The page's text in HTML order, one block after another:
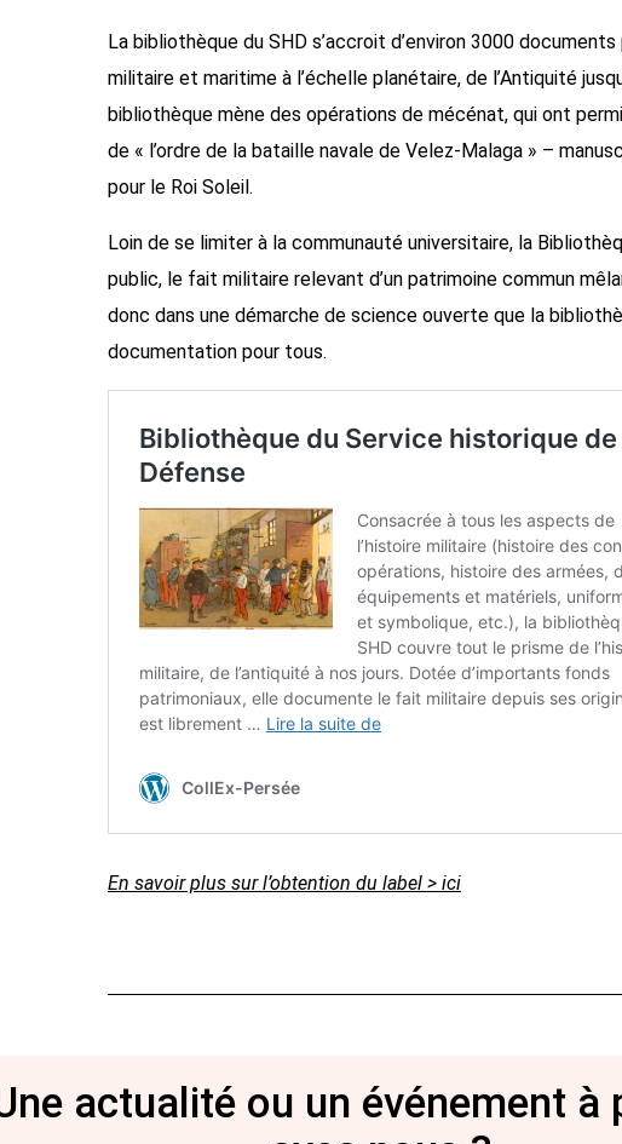
La bibliothèque du SHD s’accroit d’environ 3000
militaire et maritime à l’échelle planétaire, de l’Antiquité
bibliothèque mène des opérations de mécénat, qui ont
de « l’ordre de la bataille navale de Velez-Malaga » –
pour le Roi Soleil.
Loin de se limiter à la communauté universitaire, la
public, le fait militaire relevant d’un patrimoine commun
donc dans une démarche de science ouverte que la
documentation pour tous.
En savoir plus sur l’obtention du label > ici
actualité ou un événement à